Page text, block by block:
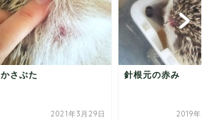
かさぶた
2021年3月29日
針根元の赤み
2019年7